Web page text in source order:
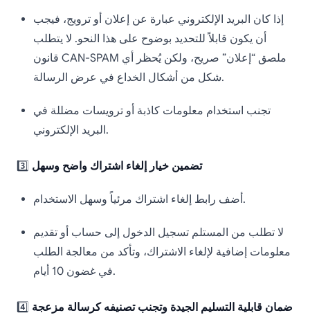
إذا كان البريد الإلكتروني عبارة عن إعلان أو ترويج، فيجب
أن يكون قابلاً للتحديد بوضوح على هذا النحو. لا يتطلب
قانون CAN-SPAM ملصق “إعلان” صريح، ولكن يُحظر أي
شكل من أشكال الخداع في عرض الرسالة.
تجنب استخدام معلومات كاذبة أو ترويسات مضللة في
البريد الإلكتروني.
3️⃣ تضمين خيار إلغاء اشتراك واضح وسهل
أضف رابط إلغاء اشتراك مرئياً وسهل الاستخدام.
لا تطلب من المستلم تسجيل الدخول إلى حساب أو تقديم
معلومات إضافية لإلغاء الاشتراك، وتأكد من معالجة الطلب
في غضون 10 أيام.
4️⃣ ضمان قابلية التسليم الجيدة وتجنب تصنيفه كرسالة مزعجة